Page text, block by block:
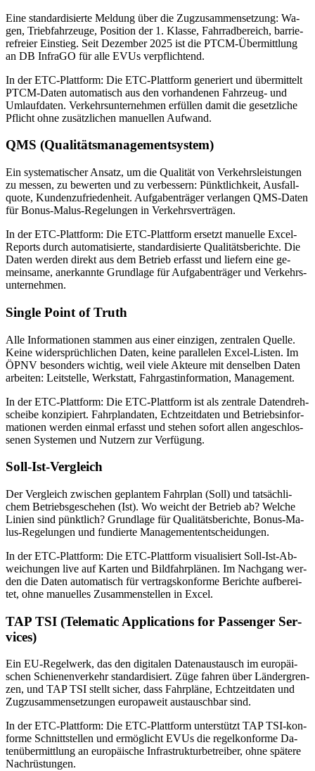
Eine stan­dar­di­sier­te Mel­dung über die Zug­zu­sam­men­set­zung: Wa­
gen, Trieb­fahr­zeu­ge, Po­si­ti­on der 1. Klas­se, Fahr­rad­be­reich, bar­rie­
re­frei­er Ein­stieg. Seit De­zem­ber 2025 ist die PTCM-Über­mitt­lung
an DB In­fra­GO für alle EVUs ver­pflich­tend.
In der ETC-Platt­form: Die ETC-Platt­form ge­ne­riert und über­mit­telt
PTCM-Da­ten au­to­ma­tisch aus den vor­han­de­nen Fahr­zeug- und
Um­lauf­da­ten. Ver­kehrs­un­ter­neh­men er­fül­len da­mit die ge­setz­li­che
Pflicht ohne zu­sätz­li­chen ma­nu­el­len Auf­wand.
QMS (Qua­li­täts­ma­nage­ment­sys­tem)
Ein sys­te­ma­ti­scher An­satz, um die Qua­li­tät von Ver­kehrs­leis­tun­gen
zu mes­sen, zu be­wer­ten und zu ver­bes­sern: Pünkt­lich­keit, Aus­fall­
quo­te, Kun­den­zu­frie­den­heit. Auf­ga­ben­trä­ger ver­lan­gen QMS-Da­ten
für Bo­nus-Ma­lus-Re­ge­lun­gen in Ver­kehrs­ver­trä­gen.
In der ETC-Platt­form: Die ETC-Platt­form er­setzt ma­nu­el­le Ex­cel-
Re­ports durch au­to­ma­ti­sier­te, stan­dar­di­sier­te Qua­li­täts­be­rich­te. Die
Da­ten wer­den di­rekt aus dem Be­trieb er­fasst und lie­fern eine ge­
mein­sa­me, an­er­kann­te Grund­la­ge für Auf­ga­ben­trä­ger und Ver­kehrs­
un­ter­neh­men.
Sin­gle Point of Truth
Alle In­for­ma­tio­nen stam­men aus ei­ner ein­zi­gen, zen­tra­len Quel­le.
Kei­ne wi­der­sprüch­li­chen Da­ten, kei­ne par­al­le­len Ex­cel-Lis­ten. Im
ÖPNV be­son­ders wich­tig, weil vie­le Ak­teu­re mit den­sel­ben Da­ten
ar­bei­ten: Leit­stel­le, Werk­statt, Fahr­gast­in­for­ma­ti­on, Ma­nage­ment.
In der ETC-Platt­form: Die ETC-Platt­form ist als zen­tra­le Da­ten­dreh­
schei­be kon­zi­piert. Fahr­p­lan­da­ten, Echt­zeit­da­ten und Be­triebs­in­for­
ma­tio­nen wer­den ein­mal er­fasst und ste­hen so­fort al­len an­ge­schlos­
se­nen Sys­te­men und Nut­zern zur Ver­fü­gung.
Soll-Ist-Ver­gleich
Der Ver­gleich zwi­schen ge­plan­tem Fahr­plan (Soll) und tat­säch­li­
chem Be­triebs­ge­sche­hen (Ist). Wo weicht der Be­trieb ab? Wel­che
Li­ni­en sind pünkt­lich? Grund­la­ge für Qua­li­täts­be­rich­te, Bo­nus-Ma­
lus-Re­ge­lun­gen und fun­dier­te Ma­nage­ment­ent­schei­dun­gen.
In der ETC-Platt­form: Die ETC-Platt­form vi­sua­li­siert Soll-Ist-Ab­
wei­chun­gen live auf Kar­ten und Bild­fahr­plä­nen. Im Nach­gang wer­
den die Da­ten au­to­ma­tisch für ver­trags­kon­for­me Be­rich­te auf­be­rei­
tet, ohne ma­nu­el­les Zu­sam­men­stel­len in Ex­cel.
TAP TSI (Te­le­ma­tic Ap­pli­ca­ti­ons for Pas­sen­ger Ser­
vices)
Ein EU-Re­gel­werk, das den di­gi­ta­len Da­ten­aus­tausch im eu­ro­päi­
schen Schie­nen­ver­kehr stan­dar­di­siert. Züge fah­ren über Län­der­gren­
zen, und TAP TSI stellt si­cher, dass Fahr­plä­ne, Echt­zeit­da­ten und
Zug­zu­sam­men­set­zun­gen eu­ro­pa­weit aus­tausch­bar sind.
In der ETC-Platt­form: Die ETC-Platt­form un­ter­stützt TAP TSI-kon­
for­me Schnitt­stel­len und er­mög­licht EVUs die re­gel­kon­for­me Da­
ten­über­mitt­lung an eu­ro­päi­sche In­fra­struk­tur­be­trei­ber, ohne spä­te­re
Nach­rüs­tun­gen.